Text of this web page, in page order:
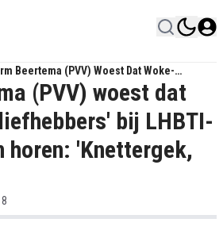
Beertema (PVV) Woest Dat Woke-
Bij LHBTI-Alfabet Willen
'Knettergek, Clownworld!'
(PVV) woest dat
bij LHBTI-
'Knettergek,